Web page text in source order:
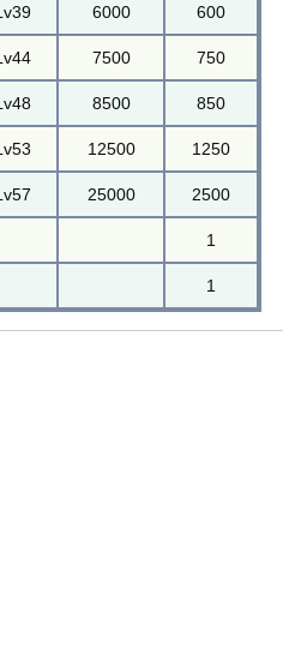
6000 600
7500 750
8500 850
12500 1250
25000 2500
1
1